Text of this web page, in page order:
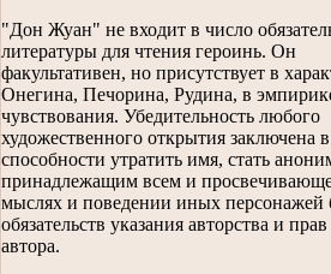
"Дон Жуан" не входит в число
литературы для чтения героинь. Он
факультативен, но присутствует в
Онегина, Печорина, Рудина, в
чувствования. Убедительность любого
художественного открытия заключена
способности утратить имя, стать
принадлежащим всем и
мыслях и поведении иных персонажей
обязательств указания авторства и
автора.